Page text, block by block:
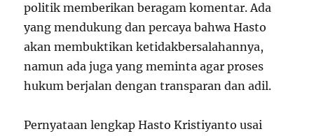
politik memberikan beragam komentar. Ada
yang mendukung dan percaya bahwa Hasto
akan membuktikan ketidakbersalahannya,
namun ada juga yang meminta agar proses
hukum berjalan dengan transparan dan adil.
Pernyataan lengkap Hasto Kristiyanto usai